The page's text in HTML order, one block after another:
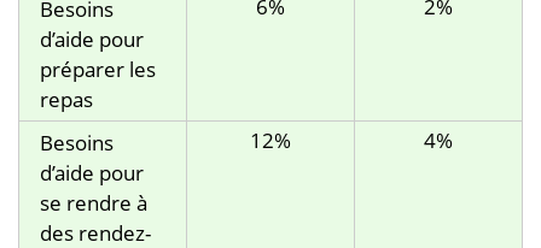
Besoins
d’aide pour
préparer les
repas
6% 2%
Besoins
d’aide pour
se rendre à
des rendez-
12% 4%